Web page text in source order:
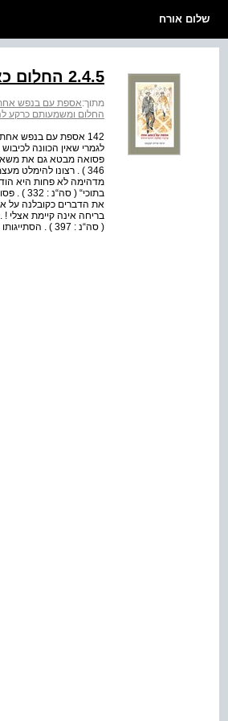
שלום אורח
2.4.5 החלום כאסון
מתוך:אספת עם בנפש אחת
החלום ומשמעותם כרקע
142 אספת עם בנפש
לגמרי שאין הכוונה
346 ) . רצונו להימלט
מדהימה לא פחות היא
את הדברים כקובלנה על
( סה“נ : 397 ) . הסתייגותו מהחלום מוצאת ביטוי חריף באמירתו “אבוי לו לחולם“ ( הע“ל : 262 ) . הוא הדין בקביע...